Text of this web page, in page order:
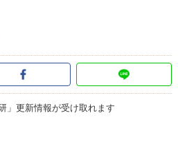
」更新情報が受け取れます